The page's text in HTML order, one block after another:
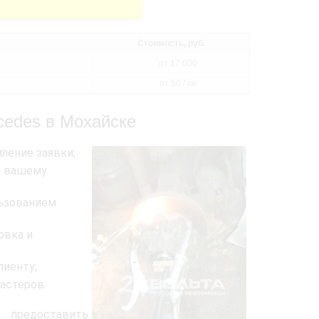
в Мохайске
заявки;
вашему
и